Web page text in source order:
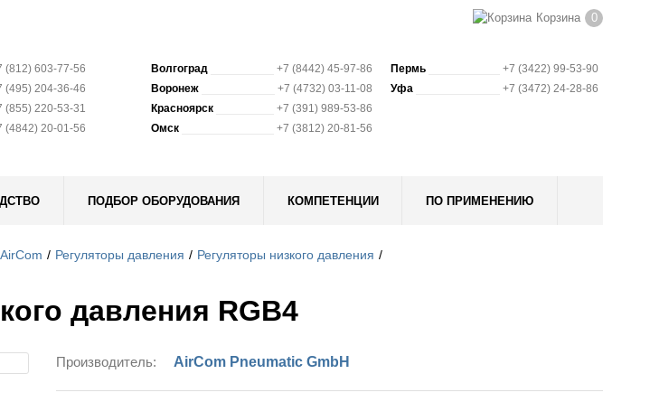
Корзина 0
(812) 603-77-56
(495) 204-36-46
(855) 220-53-31
(4842) 20-01-56
Волгоград
+7 (8442) 45-97-86
Воронеж
+7 (4732) 03-11-08
Красноярск
+7 (391) 989-53-86
Омск
+7 (3812) 20-81-56
Пермь
+7 (3422) 99-53-90
Уфа
+7 (3472) 24-28-86
ПОДБОР ОБОРУДОВАНИЯ КОМПЕТЕНЦИИ ПО ПРИМЕНЕНИЮ
Регуляторы давления Регуляторы низкого давления
давления RGB4
Производитель: AirCom Pneumatic GmbH